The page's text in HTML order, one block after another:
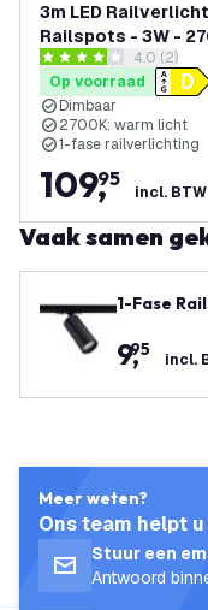
3m LED
Railspots - 3W -
Dimbaar - 1-Fase
Railsysteem - Wit
reviews
4 score sterren4.0 (2)
Op voorraad
Dimbaar
2700K: warm licht
1-fase railverlichting
109,
95
incl. BTW
Vaak samen
1-Fase
9,
95 incl.
Meer weten?
Ons team helpt
Stuur een
Antwoord